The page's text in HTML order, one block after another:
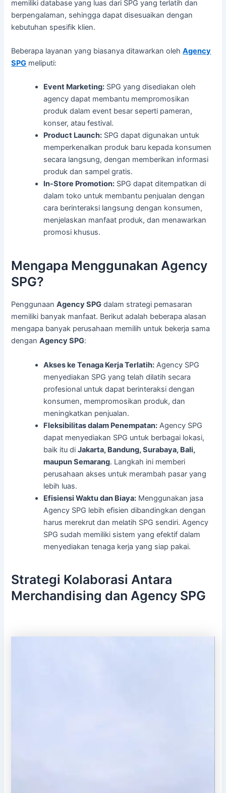
memiliki database yang luas dari SPG yang terlatih dan
berpengalaman, sehingga dapat disesuaikan dengan
kebutuhan spesifik klien.
Beberapa layanan yang biasanya ditawarkan olehAgency
SPG meliputi:
Event Marketing: SPG yang disediakan oleh
agency dapat membantu mempromosikan
produk dalam event besar seperti pameran,
konser, atau festival.
Product Launch: SPG dapat digunakan untuk
memperkenalkan produk baru kepada konsumen
secara langsung, dengan memberikan informasi
produk dan sampel gratis.
In-Store Promotion: SPG dapat ditempatkan di
dalam toko untuk membantu penjualan dengan
cara berinteraksi langsung dengan konsumen,
menjelaskan manfaat produk, dan menawarkan
promosi khusus.
Mengapa Menggunakan Agency
SPG?
PenggunaanAgency SPG dalam strategi pemasaran
memiliki banyak manfaat. Berikut adalah beberapa alasan
mengapa banyak perusahaan memilih untuk bekerja sama
denganAgency SPG:
Akses ke Tenaga Kerja Terlatih: Agency SPG
menyediakan SPG yang telah dilatih secara
profesional untuk dapat berinteraksi dengan
konsumen, mempromosikan produk, dan
meningkatkan penjualan.
Fleksibilitas dalam Penempatan: Agency SPG
dapat menyediakan SPG untuk berbagai lokasi,
baik itu diJakarta, Bandung, Surabaya, Bali,
maupun Semarang. Langkah ini memberi
perusahaan akses untuk merambah pasar yang
lebih luas.
Efisiensi Waktu dan Biaya: Menggunakan jasa
Agency SPG lebih efisien dibandingkan dengan
harus merekrut dan melatih SPG sendiri. Agency
SPG sudah memiliki sistem yang efektif dalam
menyediakan tenaga kerja yang siap pakai.
Strategi Kolaborasi Antara
Merchandising dan Agency SPG